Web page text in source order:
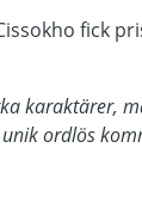
fick
karaktärer,
ordlös